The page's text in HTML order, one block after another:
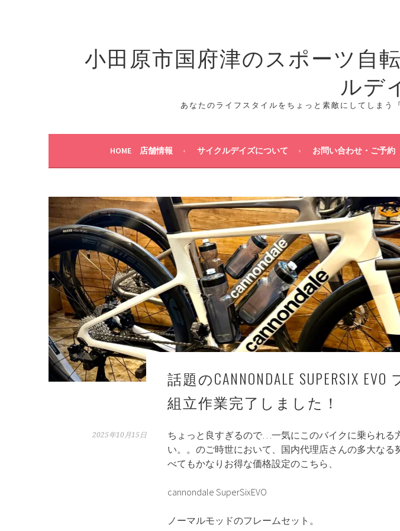
プ
小田原市国府津のスポーツ自転
ルデ
あなたのライフスタイルをちょっと素敵にしてしまう
HOME 店舗情報 サイクルデイズについて お問い合わせ・ご予約
話題のCANNONDALE SUPERSIX
組立作業完了しました！
2025年10月15日
ちょっと良すぎるので…一気にこのバイクに乗られる
い。。のご時世において、国内代理店さんの多大なる
べてもかなりお得な価格設定のこちら、
cannondale SuperSixEVO
ノーマルモッドのフレームセット。